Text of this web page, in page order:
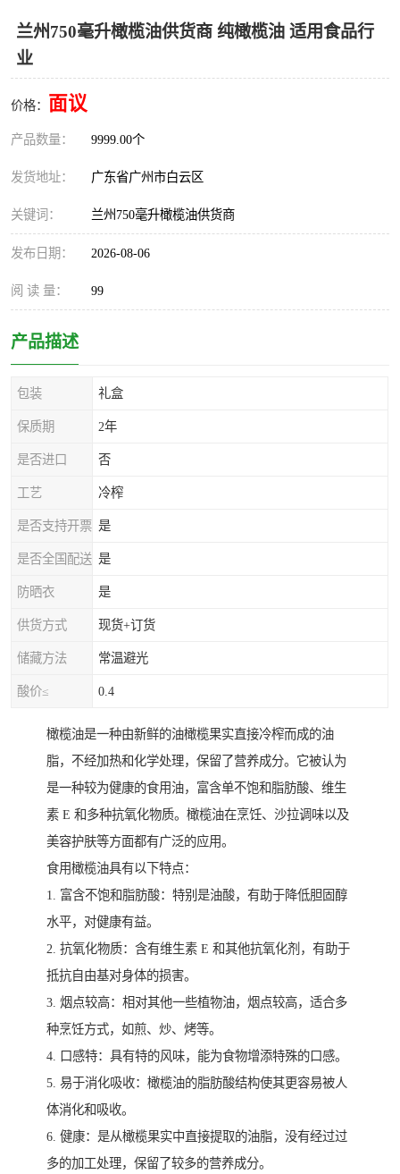
兰州750毫升橄榄油供货商 纯橄榄油 适用食品行
业
价格： 面议
产品数量： 9999.00个
发货地址： 广东省广州市白云区
关键词： 兰州750毫升橄榄油供货商
发布日期： 2026-08-06
阅 读 量： 99
产品描述
包装 礼盒
保质期 2年
是否进口 否
工艺 冷榨
是否支持开票 是
是否全国配送 是
防晒衣 是
供货方式 现货+订货
储藏方法 常温避光
酸价≤ 0.4
橄榄油是一种由新鲜的油橄榄果实直接冷榨而成的油
脂，不经加热和化学处理，保留了营养成分。它被认为
是一种较为健康的食用油，富含单不饱和脂肪酸、维生
素 E 和多种抗氧化物质。橄榄油在烹饪、沙拉调味以及
美容护肤等方面都有广泛的应用。
食用橄榄油具有以下特点：
1. 富含不饱和脂肪酸：特别是油酸，有助于降低胆固醇
水平，对健康有益。
2. 抗氧化物质：含有维生素 E 和其他抗氧化剂，有助于
抵抗自由基对身体的损害。
3. 烟点较高：相对其他一些植物油，烟点较高，适合多
种烹饪方式，如煎、炒、烤等。
4. 口感特：具有特的风味，能为食物增添特殊的口感。
5. 易于消化吸收：橄榄油的脂肪酸结构使其更容易被人
体消化和吸收。
6. 健康：是从橄榄果实中直接提取的油脂，没有经过过
多的加工处理，保留了较多的营养成分。